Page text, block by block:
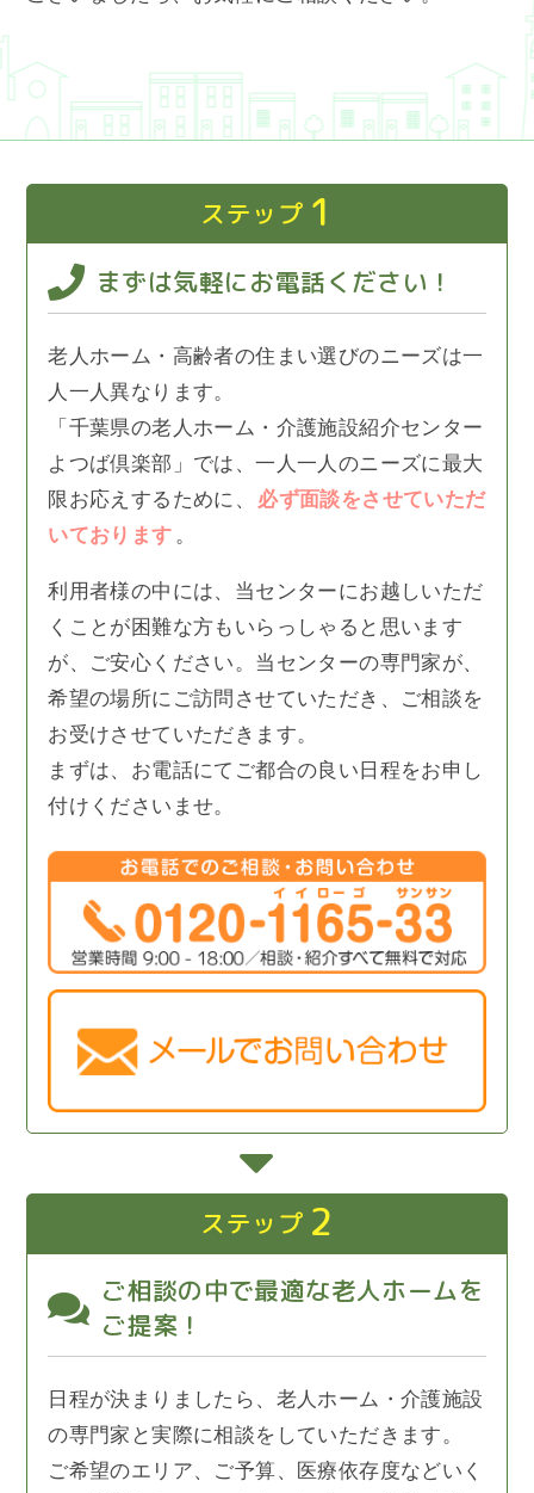
ステップ 1
まずは気軽にお電話ください！
老人ホーム・高齢者の住まい選びのニーズは一
人一人異なります。
「千葉県の老人ホーム・介護施設紹介センター
よつば倶楽部」では、一人一人のニーズに最大
限お応えするために、
必ず面談をさせていただ
いております 。
利用者様の中には、当センターにお越しいただ
くことが困難な方もいらっしゃると思います
が、ご安心ください。当センターの専門家が、
希望の場所にご訪問させていただき、ご相談を
お受けさせていただきます。
まずは、お電話にてご都合の良い日程をお申し
付けくださいませ。
ステップ 2
ご相談の中で最適な老人ホームを
ご提案！
日程が決まりましたら、老人ホーム・介護施設
の専門家と実際に相談をしていただきます。
ご希望のエリア、ご予算、医療依存度などいく